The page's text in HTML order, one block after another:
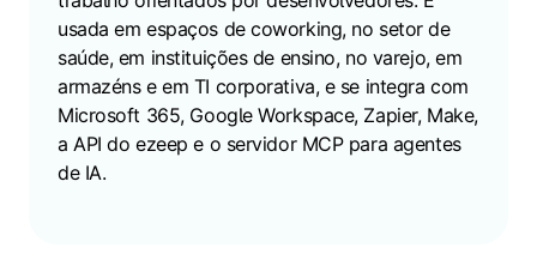
usada em espaços de coworking, no setor de
saúde, em instituições de ensino, no varejo, em
armazéns e em TI corporativa, e se integra com
Microsoft 365, Google Workspace, Zapier, Make,
a API do ezeep e o servidor MCP para agentes
de IA.